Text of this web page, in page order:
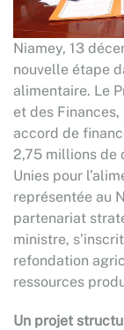
Niamey, 13
nouvelle étape
alimentaire. Le
et des
accord de
2,75 millions de
Unies pour
représentée au
partenariat
ministre,
refondation
ressources
Un projet